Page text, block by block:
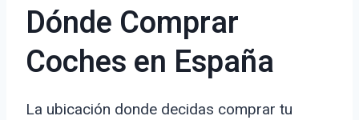
Dónde Comprar
Coches en España
La ubicación donde decidas comprar tu